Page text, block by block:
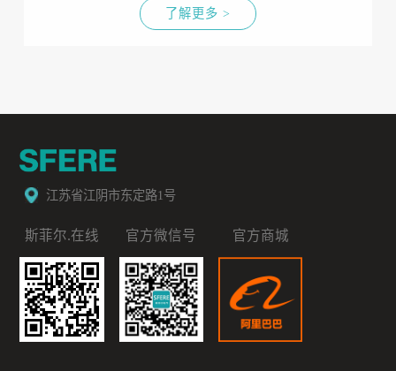
了解更多 >
江苏省江阴市东定路1号
斯菲尔.在线 官方微信号 官方商城